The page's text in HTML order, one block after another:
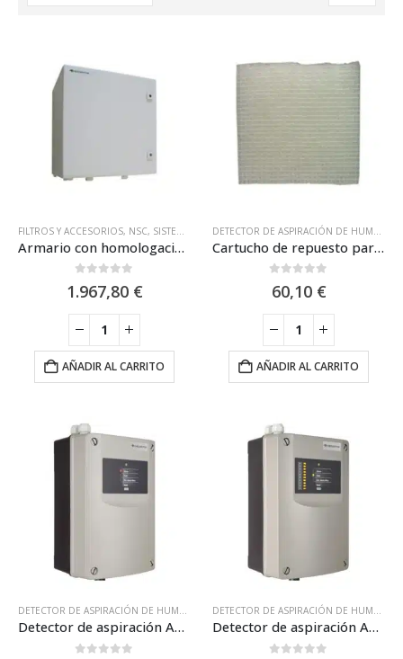
FILTROS Y ACCESORIOS, NSC, SISTEMAS ATEX ,SISTEMAS DE ASPIRACIÓN,SISTEMAS
Armario con homologación ATEX para ASD535 / NSC SP05278-00
1.967,80 €
AÑADIR AL CARRITO
Cartucho de repuesto para filtro FBS (SP05280-00) / NSC SP05282-00
60,10 €
AÑADIR AL CARRITO
DETECTOR DE ASPIRACIÓN DE HUMOS NSC,SISTEMAS DE ASPIRACIÓN,SISTEMAS
Detector de aspiración ASD531 / NSC SP05200-00
DETECTOR DE ASPIRACIÓN DE HUMOS
Detector de aspiración ASD532 / NSC SP05202-00